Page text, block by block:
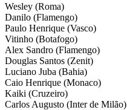
Wesley (Roma)
Danilo (Flamengo)
Paulo Henrique (Vasco)
Vitinho (Botafogo)
Alex Sandro (Flamengo)
Douglas Santos (Zenit)
Luciano Juba (Bahia)
Caio Henrique (Monaco)
Kaiki (Cruzeiro)
Carlos Augusto (Inter de Milão)